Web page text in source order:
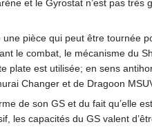
et le Gyrostat n’est pas très
pièce qui peut être tournée
le combat, le mécanisme du
plate est utilisée; en sens
Changer et de Dragoon
de son GS et du fait qu’elle
les capacités du GS valent